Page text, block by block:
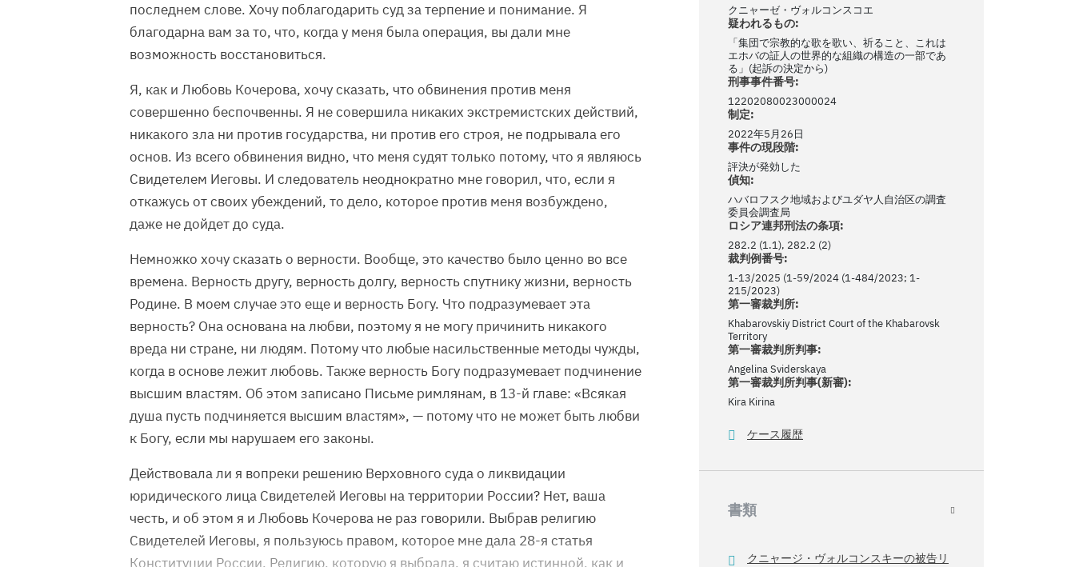
последнем слове. Хочу поблагодарить суд за терпение и понимание. Я
благодарна вам за то, что, когда у меня была операция, вы дали мне
возможность восстановиться.
Я, как и Любовь Кочерова, хочу сказать, что обвинения против меня
совершенно беспочвенны. Я не совершила никаких экстремистских действий,
никакого зла ни против государства, ни против его строя, не подрывала его
основ. Из всего обвинения видно, что меня судят только потому, что я являюсь
Свидетелем Иеговы. И следователь неоднократно мне говорил, что, если я
откажусь от своих убеждений, то дело, которое против меня возбуждено,
даже не дойдет до суда.
Немножко хочу сказать о верности. Вообще, это качество было ценно во все
времена. Верность другу, верность долгу, верность спутнику жизни, верность
Родине. В моем случае это еще и верность Богу. Что подразумевает эта
верность? Она основана на любви, поэтому я не могу причинить никакого
вреда ни стране, ни людям. Потому что любые насильственные методы чужды,
когда в основе лежит любовь. Также верность Богу подразумевает подчинение
высшим властям. Об этом записано Письме римлянам, в 13-й главе: «Всякая
душа пусть подчиняется высшим властям», — потому что не может быть любви
к Богу, если мы нарушаем его законы.
Действовала ли я вопреки решению Верховного суда о ликвидации
юридического лица Свидетелей Иеговы на территории России? Нет, ваша
честь, и об этом я и Любовь Кочерова не раз говорили. Выбрав религию
Свидетелей Иеговы, я пользуюсь правом, которое мне дала 28-я статья
Конституции России. Религию, которую я выбрала, я считаю истинной, как и
クニャーゼ・ヴォルコンスコエ
疑われるもの:
「集団で宗教的な歌を歌い、祈ること、これは
エホバの証人の世界的な組織の構造の一部であ
る」(起訴の決定から)
刑事事件番号:
12202080023000024
制定:
2022年5月26日
事件の現段階:
評決が発効した
偵知:
ハバロフスク地域およびユダヤ人自治区の調査
委員会調査局
ロシア連邦刑法の条項:
282.2 (1.1), 282.2 (2)
裁判例番号:
1-13/2025 (1-59/2024 (1-484/2023; 1-
215/2023)
第一審裁判所:
Khabarovskiy District Court of the Khabarovsk
Territory
第一審裁判所判事:
Angelina Sviderskaya
第一審裁判所判事(新審):
Kira Kirina
ケース履歴
書類
クニャージ・ヴォルコンスキーの被告リ